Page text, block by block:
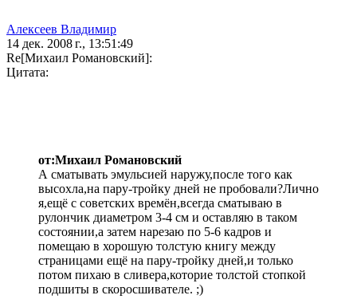
Алексеев Владимир
14 дек. 2008 г., 13:51:49
Re[Михаил Романовский]:
Цитата:
от:Михаил Романовский
А сматывать эмульсией наружу,после того как
высохла,на пару-тройку дней не пробовали?Лично
я,ещё с советских времён,всегда сматываю в
рулончик диаметром 3-4 см и оставляю в таком
состоянии,а затем нарезаю по 5-6 кадров и
помещаю в хорошую толстую книгу между
страницами ещё на пару-тройку дней,и только
потом пихаю в сливера,которие толстой стопкой
подшиты в скоросшивателе. ;)